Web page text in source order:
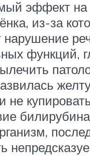
эффект на
из-за
нарушение
функций,
не